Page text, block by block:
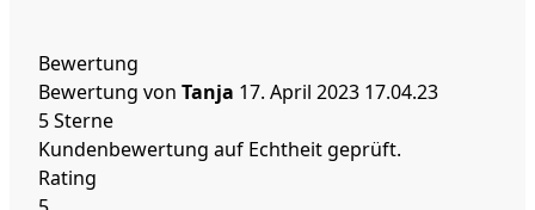
Bewertung
Bewertung von Tanja 17. April 2023 17.04.23
5 Sterne
Kundenbewertung auf Echtheit geprüft.
Rating